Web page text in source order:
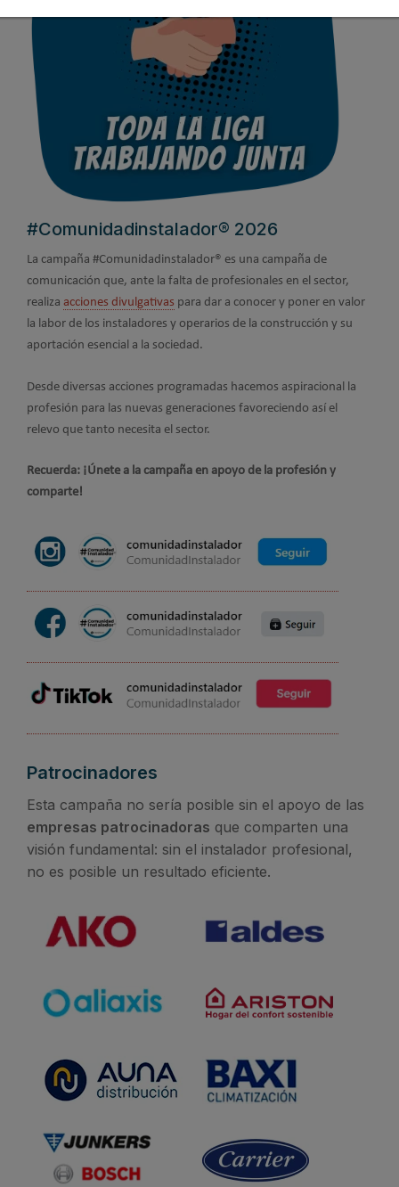
#Comunidadinstalador® 2026
La campaña #Comunidadinstalador® es una campaña de
comunicación que, ante la falta de profesionales en el sector,
realiza acciones divulgativas para dar a conocer y poner en valor
la labor de los instaladores y operarios de la construcción y su
aportación esencial a la sociedad.
Desde diversas acciones programadas hacemos aspiracional la
profesión para las nuevas genera­ciones favoreciendo así el
relevo que tanto necesita el sector.
Recuerda: ¡Únete a la campaña en apoyo de la profesión y
comparte!
Patrocinadores
Esta campaña no sería posible sin el apoyo de las
empresas patrocinadoras que comparten una
visión fundamental: sin el instalador profesional,
no es posible un resultado eficiente.